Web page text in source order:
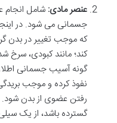
عنصر مادی: شامل انجام
جسمانی می شود. در
که موجب تغییر در بدن
کند؛ مانند کبودی، سرخ
گونه آسیب جسمانی
نفوذ کرده و موجب
رفتن عضوی از بدن شود.
گسترده باشد، از یک سیلی